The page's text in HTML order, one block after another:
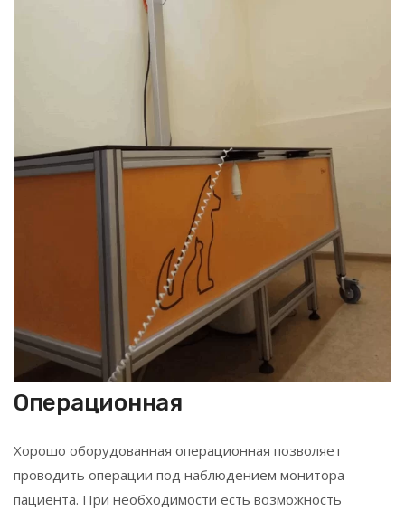
Операционная
Хорошо оборудованная операционная позволяет
проводить операции под наблюдением монитора
пациента. При необходимости есть возможность